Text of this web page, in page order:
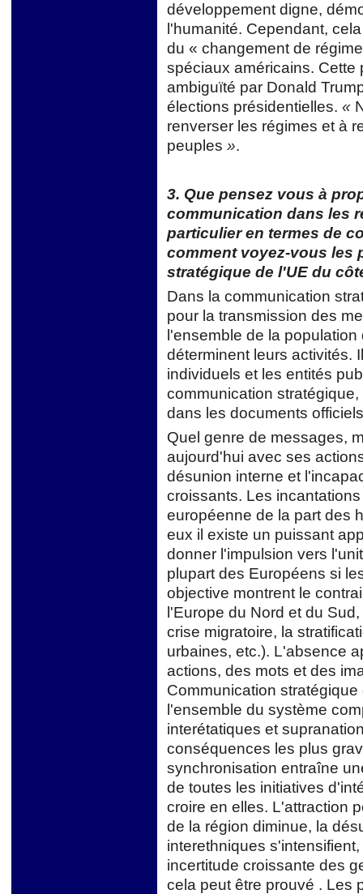
développement digne,
l'humanité. Cependant,
du « changement de
spéciaux américains.
ambiguïté par Donald
élections présidentielles. «
renverser les régimes et à
peuples ».
3. Que pensez vous à
communication dans les
particulier en termes de
comment voyez-vous les
stratégique de l'UE du
Dans la communication
pour la transmission des
l'ensemble de la
déterminent leurs activités.
individuels et les entités
communication
dans les documents
Quel genre de messages,
aujourd'hui avec ses
désunion interne et
croissants. Les
européenne de la part des
eux il existe un puissant
donner l'impulsion vers
plupart des Européens si
objective montrent le
l'Europe du Nord et du
crise migratoire, la
urbaines, etc.). L'absence
actions, des mots et des
Communication
l'ensemble du système
interétatiques et
conséquences les plus
synchronisation entraîne
de toutes les initiatives
croire en elles. L'attraction
de la région diminue, la
interethniques
incertitude croissante des
cela peut être prouvé . Les